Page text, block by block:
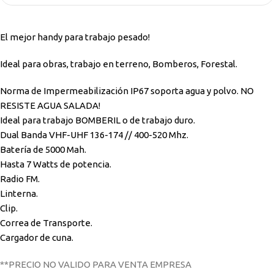
El mejor handy para trabajo pesado!
Ideal para obras, trabajo en terreno, Bomberos, Forestal.
Norma de Impermeabilización IP67 soporta agua y polvo. NO
RESISTE AGUA SALADA!
Ideal para trabajo BOMBERIL o de trabajo duro.
Dual Banda VHF-UHF 136-174 // 400-520 Mhz.
Batería de 5000 Mah.
Hasta 7 Watts de potencia.
Radio FM.
Linterna.
Clip.
Correa de Transporte.
Cargador de cuna.
**PRECIO NO VALIDO PARA VENTA EMPRESA